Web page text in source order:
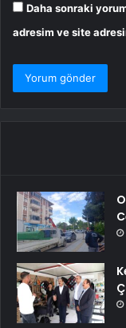
Daha sonraki
adresim ve site